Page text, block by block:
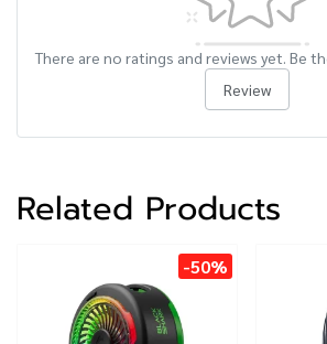
There are no ratings and reviews yet. Be
Review
Related Products
-50%